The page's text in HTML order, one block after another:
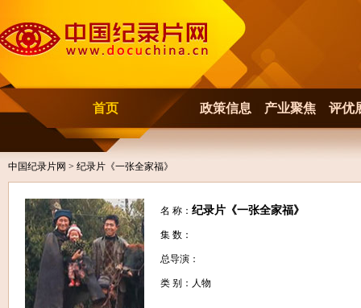
首页 政策信息 产业聚焦 评优
中国纪录片网 > 纪录片《一张全家福》
名 称： 纪录片《一张全家福》
集 数：
总导演：
类 别：人物